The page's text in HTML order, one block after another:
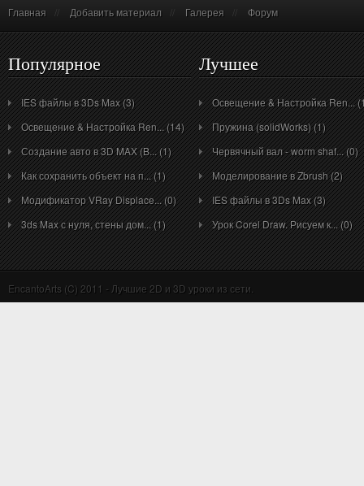
Главная Добавить материал Галерея Форум
Популярное
IES файлы в 3Ds Max (3)
Освещение & Настройка Ren... (14)
Создание авто в 3D MAX (B... (1)
Как сохранить объект на п... (1)
Модификатор VRay Displace... (0)
3ds Max с нуля, стены дом... (1)
Лучшее
Освещение & Настройка Ren...
Пружина (solidWorks) (1)
Червячный вал - worm shaf... (0)
Моделирование в Zbrush (2)
IES файлы в 3Ds Max (3)
Урок Corel Draw. Рисуем к... (0)
EncantoArts (C) 2011 - Лучшие 2D и 3D уроки из сети.